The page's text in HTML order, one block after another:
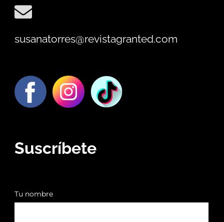
susanatorres@revistagranted.com
Suscríbete
Tu nombre